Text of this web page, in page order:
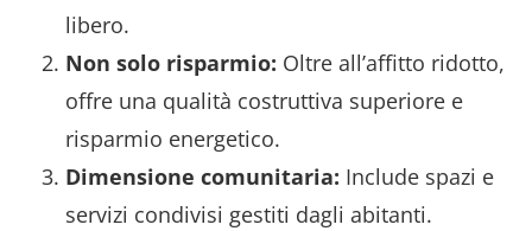
libero.
Non solo risparmio: Oltre all’affitto ridotto,
offre una qualità costruttiva superiore e
risparmio energetico.
Dimensione comunitaria: Include spazi e
servizi condivisi gestiti dagli abitanti.